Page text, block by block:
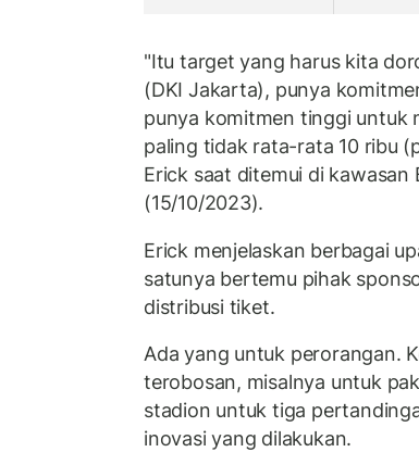
"Itu target yang harus kita
(DKI Jakarta), punya
punya komitmen tinggi untuk
paling tidak rata-rata 10 ribu
Erick saat ditemui di kawasan
(15/10/2023).
Erick menjelaskan berbagai
satunya bertemu pihak
distribusi tiket.
Ada yang untuk perorangan.
terobosan, misalnya untuk
stadion untuk tiga
inovasi yang dilakukan.